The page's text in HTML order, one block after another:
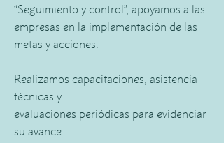
“Seguimiento y control”, apoyamos a las
empresas en la implementación de las
metas y acciones.
Realizamos capacitaciones, asistencia
técnicas y
evaluaciones periódicas para evidenciar
su avance.